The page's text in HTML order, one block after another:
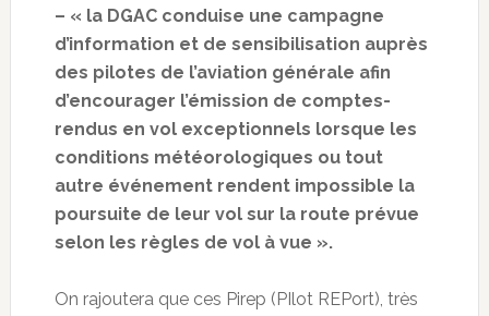
– « la DGAC conduise une campagne
d’information et de sensibilisation auprès
des pilotes de l’aviation générale afin
d’encourager l’émission de comptes-
rendus en vol exceptionnels lorsque les
conditions météorologiques ou tout
autre événement rendent impossible la
poursuite de leur vol sur la route prévue
selon les règles de vol à vue ».
On rajoutera que ces Pirep (PIlot REPort), très